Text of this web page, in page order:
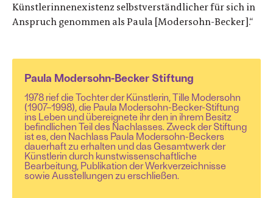
Künstlerinnenexistenz selbstverständlicher für sich in
Anspruch genommen als Paula [Modersohn-Becker].“
Paula Modersohn-Becker Stiftung
1978 rief die Tochter der Künstlerin, Tille Modersohn
(1907–1998), die Paula Modersohn-Becker-Stiftung
ins Leben und übereignete ihr den in ihrem Besitz
befindlichen Teil des Nachlasses. Zweck der Stiftung
ist es, den Nachlass Paula Modersohn-Beckers
dauerhaft zu erhalten und das Gesamtwerk der
Künstlerin durch kunstwissenschaftliche
Bearbeitung, Publikation der Werkverzeichnisse
sowie Ausstellungen zu erschließen.